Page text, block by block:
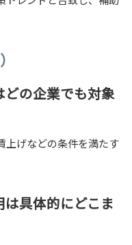
どの企業でも対象
上げなどの条件を満たす
具体的にどこま